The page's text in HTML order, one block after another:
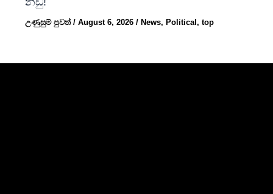
උණුසුම් පුවත්/August 6, 2026/ News, Political,top